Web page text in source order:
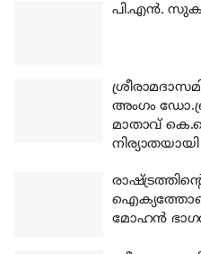
പി.എന്‍.
അംഗം
മാതാവ്
നിര്യാതയായി
മോഹന്‍